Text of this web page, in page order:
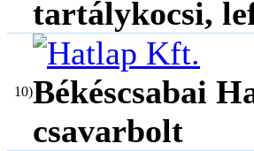
tartálykocsi,
10)Békéscsabai
csavarbolt